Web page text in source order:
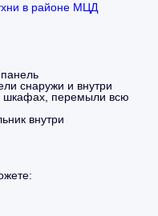
в районе МЦД
снаружи и внутри
шкафах, перемыли всю
внутри